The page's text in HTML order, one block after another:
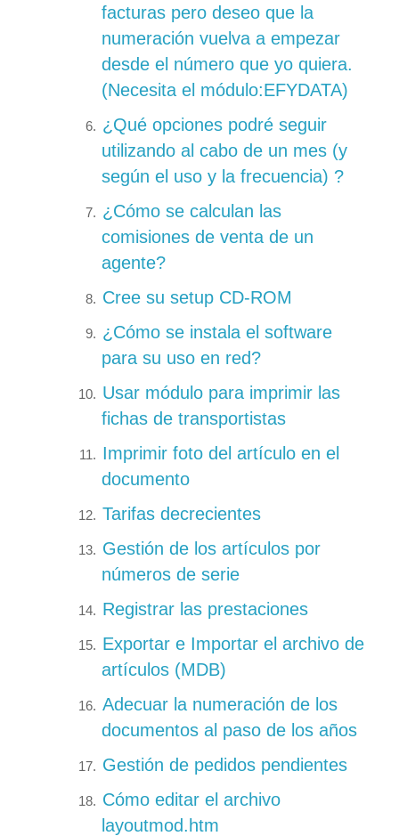
facturas pero deseo que la
numeración vuelva a empezar
desde el número que yo quiera.
(Necesita el módulo:EFYDATA)
¿Qué opciones podré seguir
utilizando al cabo de un mes (y
según el uso y la frecuencia) ?
¿Cómo se calculan las
comisiones de venta de un
agente?
Cree su setup CD-ROM
¿Cómo se instala el software
para su uso en red?
Usar módulo para imprimir las
fichas de transportistas
Imprimir foto del artículo en el
documento
Tarifas decrecientes
Gestión de los artículos por
números de serie
Registrar las prestaciones
Exportar e Importar el archivo de
artículos (MDB)
Adecuar la numeración de los
documentos al paso de los años
Gestión de pedidos pendientes
Cómo editar el archivo
layoutmod.htm